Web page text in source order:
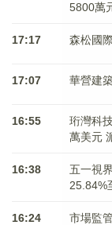
5800萬
17:17 森松國
17:07 華營建
16:55
珩灣科
萬美元
16:38
五一視
25.84%
16:24 市場監